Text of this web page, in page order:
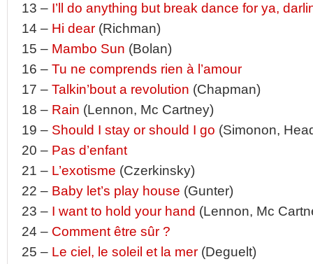
13 – I’ll do anything but break dance for ya,
14 – Hi dear (Richman)
15 – Mambo Sun (Bolan)
16 – Tu ne comprends rien à l’amour
17 – Talkin’bout a revolution (Chapman)
18 – Rain (Lennon, Mc Cartney)
19 – Should I stay or should I go (Simonon,
20 – Pas d’enfant
21 – L’exotisme (Czerkinsky)
22 – Baby let’s play house (Gunter)
23 – I want to hold your hand (Lennon, Mc
24 – Comment être sûr ?
25 – Le ciel, le soleil et la mer (Deguelt)